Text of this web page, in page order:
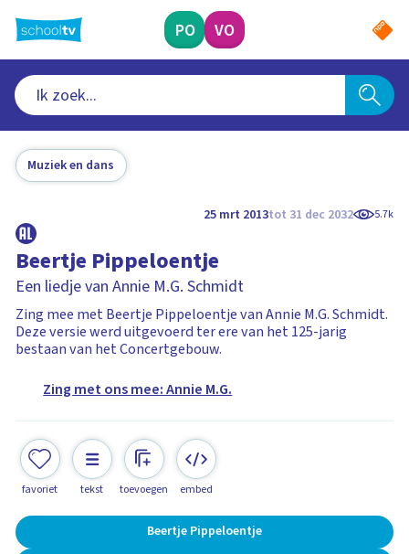
naar
hoofdinhoud
PO VO
Muziek en dans
25 mrt 2013tot 31 dec 2032 5.7k
Beertje Pippeloentje
Een liedje van Annie M.G. Schmidt
Zing mee met Beertje Pippeloentje van Annie M.G. Schmidt.
Deze versie werd uitgevoerd ter ere van het 125-jarig
bestaan van het Concertgebouw.
Zing met ons mee: Annie M.G.
favoriet tekst toevoegen embed
Beertje Pippeloentje